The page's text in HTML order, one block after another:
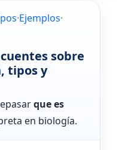
·Ejemplos·
sobre
tipos y
que es
en biología.